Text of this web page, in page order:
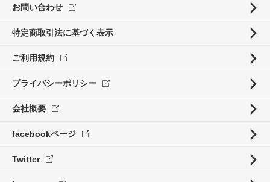
お問い合わせ
特定商取引法に基づく表示
ご利用規約
プライバシーポリシー
会社概要
facebookページ
Twitter